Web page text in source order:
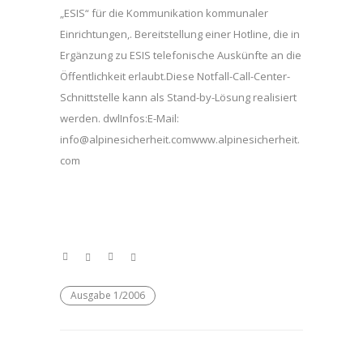
„ESIS“ für die Kommunikation kommunaler
Einrichtungen,. Bereitstellung einer Hotline, die in
Ergänzung zu ESIS telefonische Auskünfte an die
Öffentlichkeit erlaubt.Diese Notfall-Call-Center-
Schnittstelle kann als Stand-by-Lösung realisiert
werden. dwlInfos:E-Mail:
info@alpinesicherheit.comwww.alpinesicherheit.
com
Ausgabe 1/2006